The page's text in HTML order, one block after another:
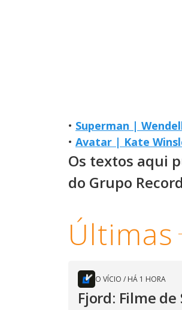
• Superman |
• Avatar | Kate
Os textos aqui
do Grupo
Últimas
O VÍCIO / HÁ 1 HORA
Fjord: Filme